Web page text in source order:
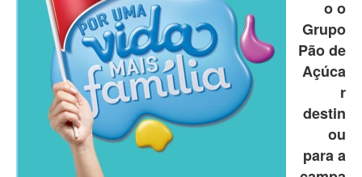
o o
Grupo
Pão de
Açúca
r
destin
ou
para a